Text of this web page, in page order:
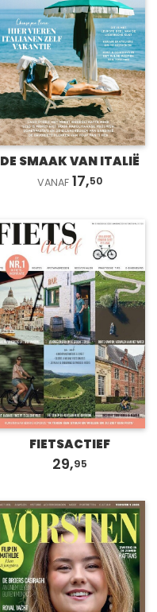
DE SMAAK VAN ITALIË
VANAF 17,50
FIETSACTIEF
29,95